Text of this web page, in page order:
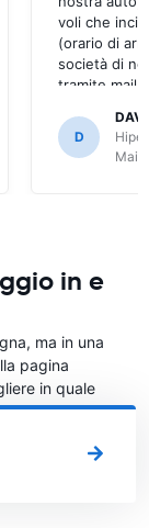
voli che
(orario di
società di
tramite mail
liscio.
bene
D
in e
ma in una
pagina
in quale